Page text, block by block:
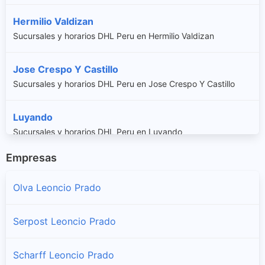
Hermilio Valdizan
Sucursales y horarios DHL Peru en Hermilio Valdizan
Jose Crespo Y Castillo
Sucursales y horarios DHL Peru en Jose Crespo Y Castillo
Luyando
Sucursales y horarios DHL Peru en Luyando
Mariano Damaso Beraun
Sucursales y horarios DHL Peru en Rupa-rupa
Empresas
Olva Leoncio Prado
Serpost Leoncio Prado
Scharff Leoncio Prado